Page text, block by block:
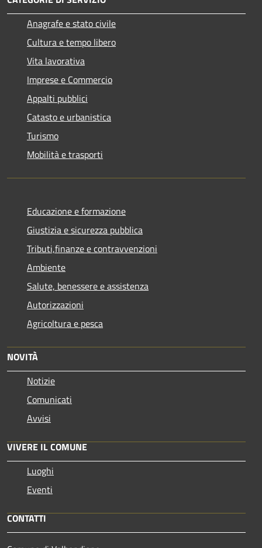
Anagrafe e stato civile
Cultura e tempo libero
Vita lavorativa
Imprese e Commercio
Appalti pubblici
Catasto e urbanistica
Turismo
Mobilità e trasporti
Educazione e formazione
Giustizia e sicurezza pubblica
Tributi,finanze e contravvenzioni
Ambiente
Salute, benessere e assistenza
Autorizzazioni
Agricoltura e pesca
NOVITÀ
Notizie
Comunicati
Avvisi
VIVERE IL COMUNE
Luoghi
Eventi
CONTATTI